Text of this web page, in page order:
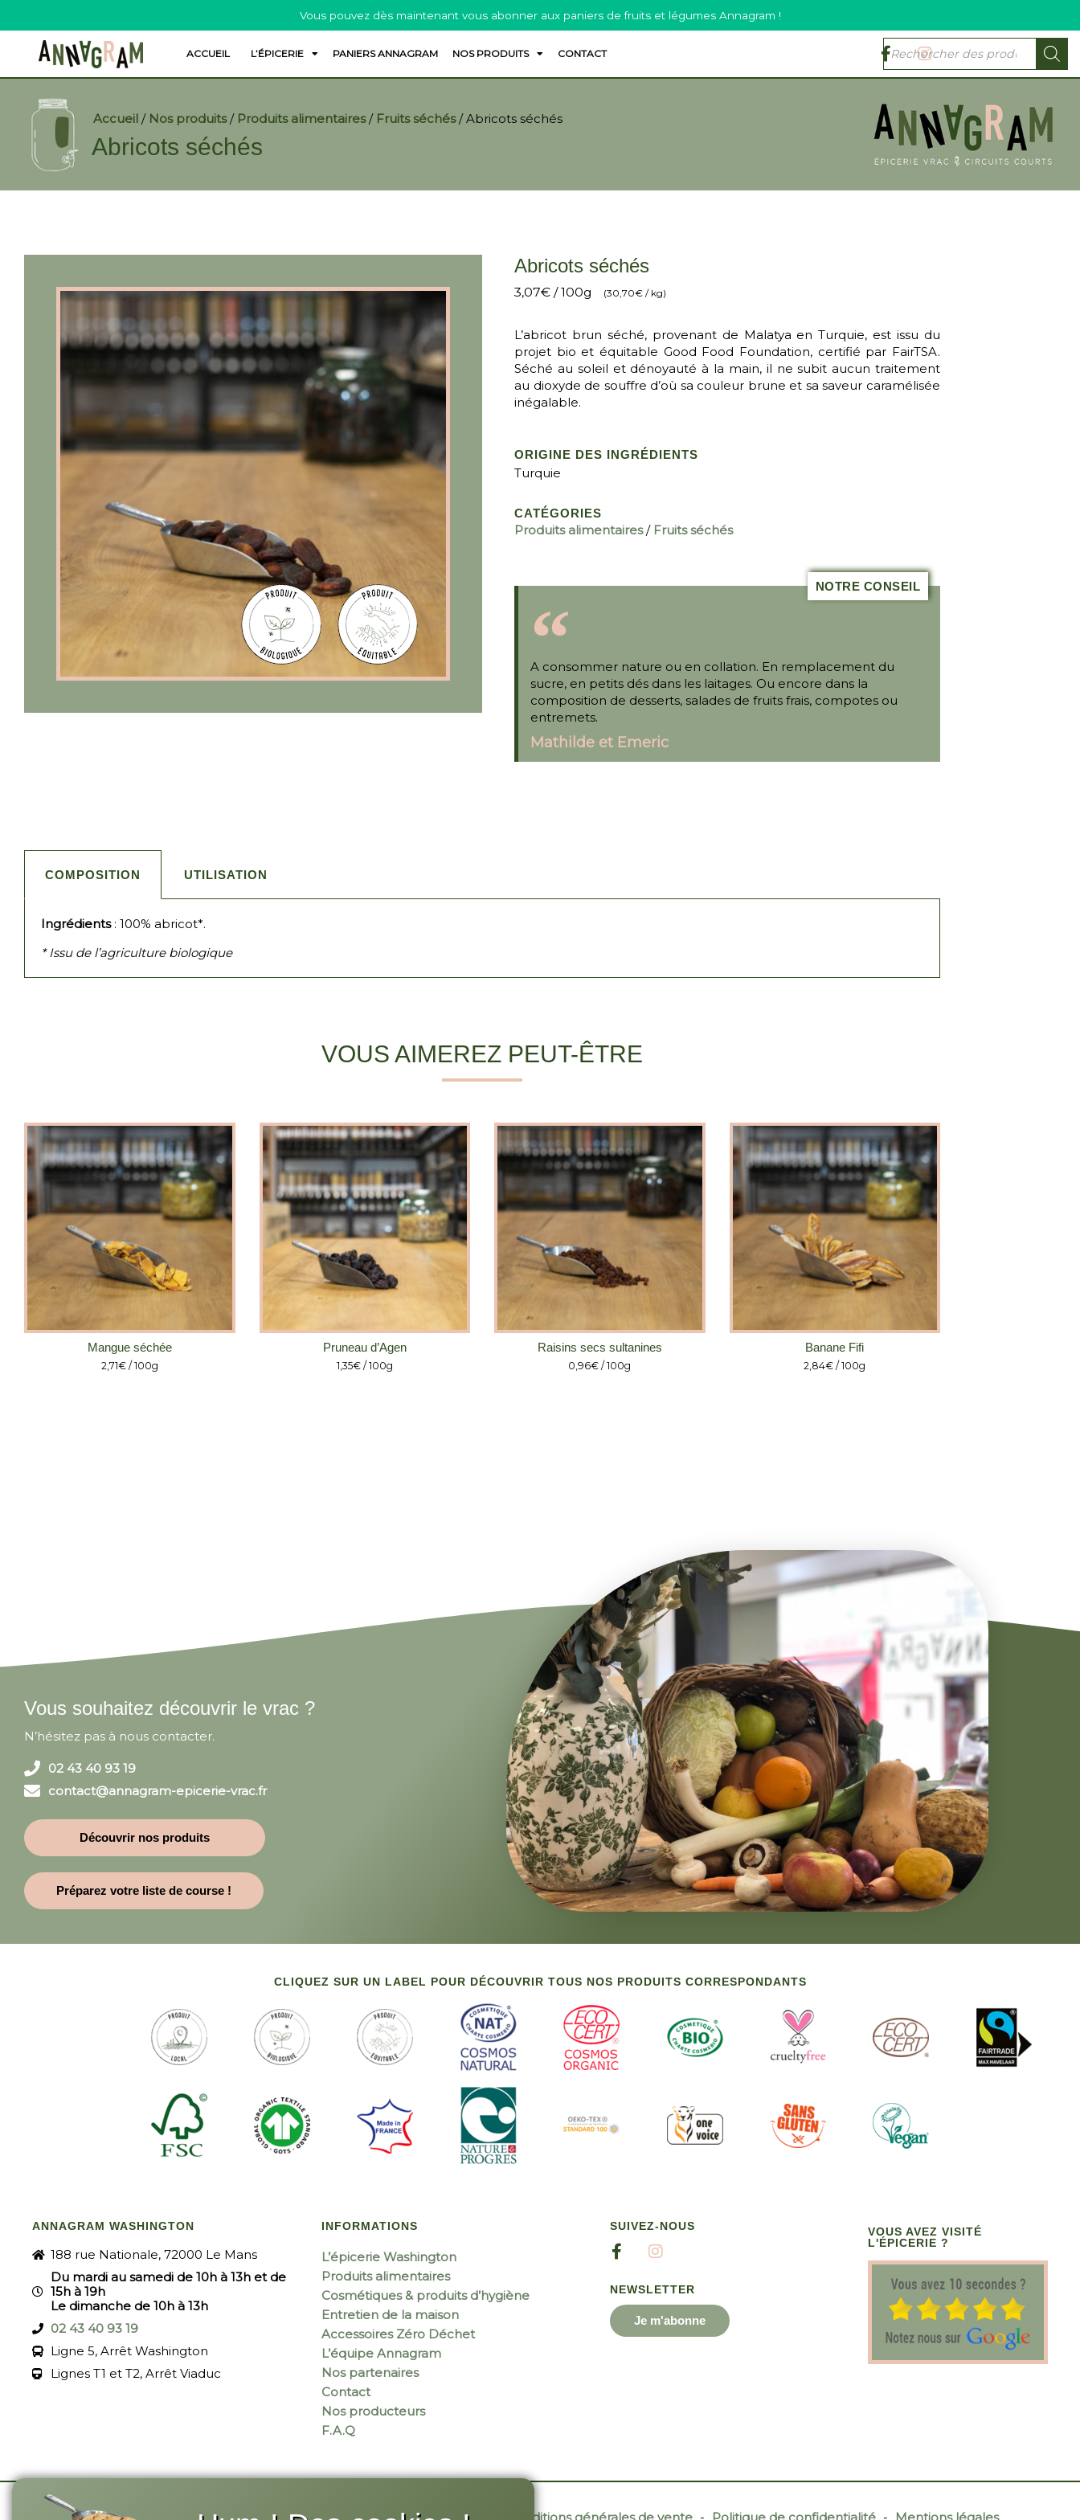
ACCUEIL L’ÉPICERIE PANIERS ANNAGRAM NOS PRODUITS CONTACT
Accueil/ Nos produits/ Produits alimentaires/ Fruits séchés/Abricots séchés
Abricots séchés
Abricots séchés
3,07€ / 100g (30,70€ / kg)
L’abricot brun séché, provenant de Malatya en Turquie, est issu du
projet bio et équitable Good Food Foundation, certifié par FairTSA.
Séché au soleil et dénoyauté à la main, il ne subit aucun traitement
au dioxyde de souffre d’où sa couleur brune et sa saveur caramélisée
inégalable.
ORIGINE DES INGRÉDIENTS
Turquie
CATÉGORIES
Produits alimentaires/ Fruits séchés
A consommer nature ou en collation. En remplacement du
sucre, en petits dés dans les laitages. Ou encore dans la
composition de desserts, salades de fruits frais, compotes ou
entremets.
Mathilde et Emeric
NOTRE CONSEIL
COMPOSITION UTILISATION
Ingrédients: 100% abricot*.
* Issu de l’agriculture biologique
VOUS AIMEREZ PEUT-ÊTRE
Mangue séchée
2,71€ / 100g
Pruneau d’Agen
1,35€ / 100g
Raisins secs sultanines
0,96€ / 100g
Banane Fifi
2,84€ / 100g
Vous souhaitez découvrir le vrac ?
N’hésitez pas à nous contacter.
02 43 40 93 19
contact@annagram-epicerie-vrac.fr
Découvrir nos produits
Préparez votre liste de course !
CLIQUEZ SUR UN LABEL POUR DÉCOUVRIR TOUS NOS PRODUITS CORRESPONDANTS
ANNAGRAM WASHINGTON
188 rue Nationale, 72000 Le Mans
Du mardi au samedi de 10h à 13h et de
15h à 19h
Le dimanche de 10h à 13h
02 43 40 93 19
Ligne 5, Arrêt Washington
Lignes T1 et T2, Arrêt Viaduc
INFORMATIONS
L’épicerie Washington
Produits alimentaires
Cosmétiques & produits d’hygiène
Entretien de la maison
Accessoires Zéro Déchet
L’équipe Annagram
Nos partenaires
Contact
Nos producteurs
F.A.Q
SUIVEZ-NOUS
NEWSLETTER
Je m'abonne
VOUS AVEZ VISITÉ
L'ÉPICERIE ?
Vous pouvez dès maintenant vous abonner aux paniers de fruits et légumes Annagram !